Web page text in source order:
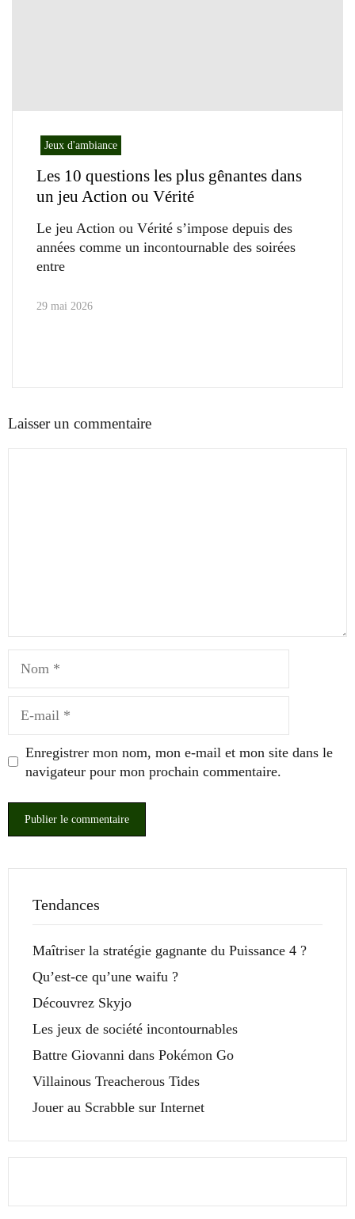
Jeux d'ambiance
Les 10 questions les plus gênantes dans
un jeu Action ou Vérité
Le jeu Action ou Vérité s’impose depuis des
années comme un incontournable des soirées
entre
29 mai 2026
Laisser un commentaire
mail
Enregistrer mon nom, mon e-mail et mon site dans le
navigateur pour mon prochain commentaire.
Tendances
Maîtriser la stratégie gagnante du Puissance 4 ?
Qu’est-ce qu’une waifu ?
Découvrez Skyjo
Les jeux de société incontournables
Battre Giovanni dans Pokémon Go
Villainous Treacherous Tides
Jouer au Scrabble sur Internet